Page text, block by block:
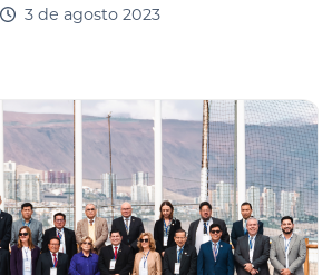
3 de agosto 2023